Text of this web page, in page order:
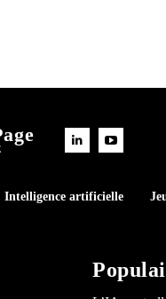
Intelligence artificielle